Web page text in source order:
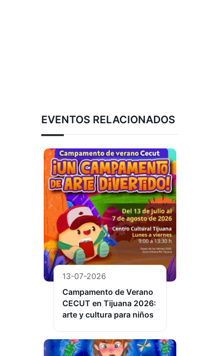
EVENTOS RELACIONADOS
13-07-2026
Campamento de Verano
CECUT en Tijuana 2026:
arte y cultura para niños